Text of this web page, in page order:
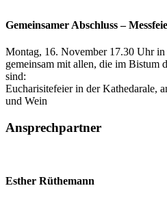
Gemeinsamer Abschluss –
Montag, 16. November 17.30 Uhr
gemeinsam mit allen, die im Bistum
sind:
Eucharisitefeier in der Kathedarale,
und Wein
Ansprechpartner
Esther Rüthemann